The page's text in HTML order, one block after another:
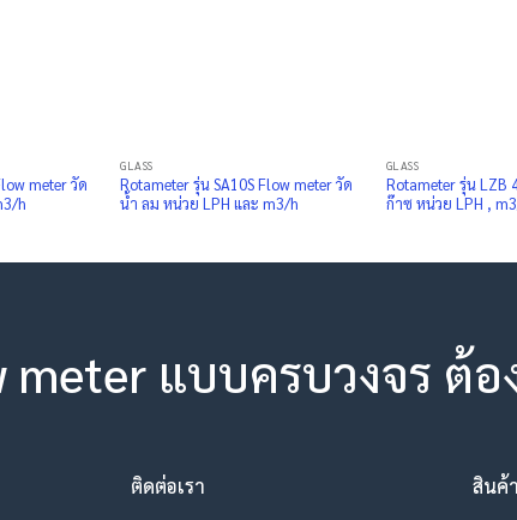
meter วัด
h
GLASS
Rotameter รุ่น SA10S Flow meter วัด
น้ำ ลม หน่วย LPH และ m3/h
GLASS
Rotameter รุ่น LZB
ก๊าซ หน่วย LPH ,
meter แบบครบวงจร ต้อ
ติดต่อเรา สินค้